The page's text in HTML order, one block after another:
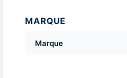
MARQUE
Marque